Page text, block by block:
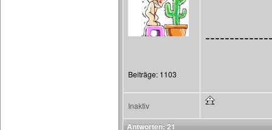
Beiträge: 1103
Inaktiv
Antworten: 21